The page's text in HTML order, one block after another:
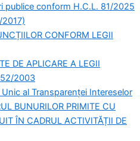
publice conform H.C.L. 81/2025
CONFORM LEGII
DE APLICARE A LEGII
2003
Unic al Transparenței Intereselor
BUNURILOR PRIMITE CU
ÎN CADRUL ACTIVITĂȚII DE